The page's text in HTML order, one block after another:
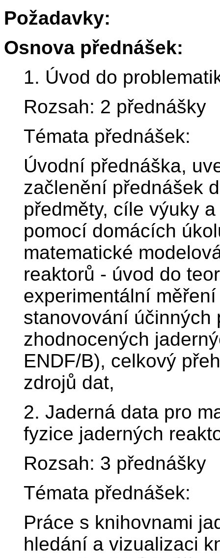
Požadavky:
Osnova přednášek:
1. Úvod do
Rozsah: 2 přednášky
Témata přednášek:
Úvodní přednáška,
začlenění přednášek
předměty, cíle výuky
pomocí domácích
matematické
reaktorů - úvod do
experimentální
stanovování účinných
zhodnocených
ENDF/B), celkový
zdrojů dat,
2. Jaderná data pro
fyzice jaderných
Rozsah: 3 přednášky
Témata přednášek:
Práce s knihovnami
hledání a vizualizaci